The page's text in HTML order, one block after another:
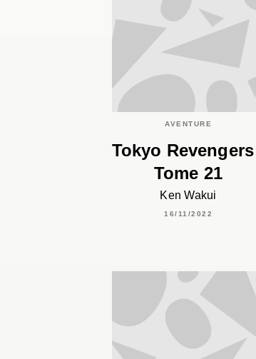
AVENTURE
Tokyo
Tome 21
Ken Wakui
16/11/2022